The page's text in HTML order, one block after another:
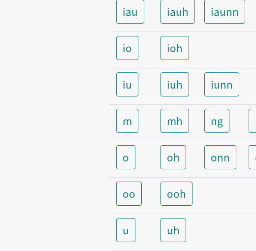
iau iauh iaunn
io ioh
iu iuh iunn
m mh ng
o oh onn
oo ooh
u uh